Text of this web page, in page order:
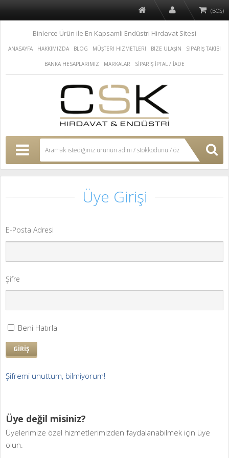
(BOŞ)
Binlerce Ürün ile En Kapsamli Endüstri Hirdavat Sitesi
ANASAYFA HAKKIMIZDA BLOG MÜŞTERİ HİZMETLERİ BİZE ULAŞIN SİPARİŞ TAKİBİ
BANKA HESAPLARIMIZ MARKALAR SİPARİŞ İPTAL / İADE
Üye Girişi
E-Posta Adresi
Şifre
Beni Hatırla
GİRİŞ
Şifremi unuttum, bilmiyorum!
Üye değil misiniz?
Üyelerimize özel hizmetlerimizden faydalanabilmek için üye
olun.